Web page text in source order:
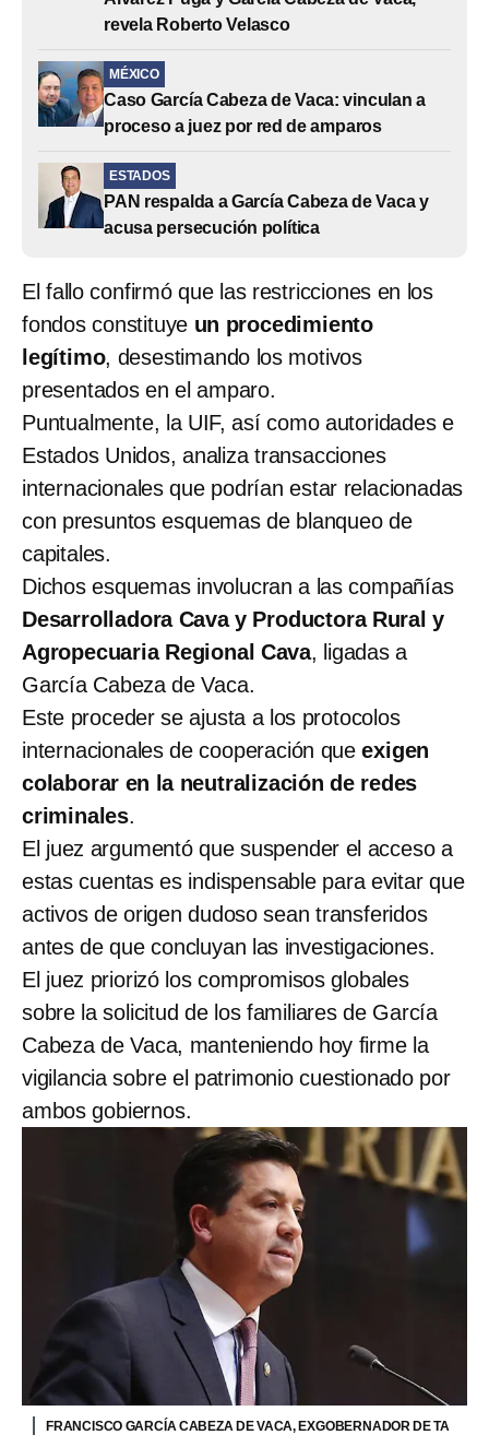
revela Roberto Velasco
MÉXICO
Caso García Cabeza de Vaca: vinculan a
proceso a juez por red de amparos
ESTADOS
PAN respalda a García Cabeza de Vaca y
acusa persecución política
El fallo confirmó que las restricciones en los
fondos constituye un procedimiento
legítimo, desestimando los motivos
presentados en el amparo.
Puntualmente, la UIF, así como autoridades e
Estados Unidos, analiza transacciones
internacionales que podrían estar relacionadas
con presuntos esquemas de blanqueo de
capitales.
Dichos esquemas involucran a las compañías
Desarrolladora Cava y Productora Rural y
Agropecuaria Regional Cava, ligadas a
García Cabeza de Vaca.
Este proceder se ajusta a los protocolos
internacionales de cooperación queexigen
colaborar en la neutralización de redes
criminales.
El juez argumentó que suspender el acceso a
estas cuentas es indispensable para evitar que
activos de origen dudoso sean transferidos
antes de que concluyan las investigaciones.
El juez priorizó los compromisos globales
sobre la solicitud de los familiares de García
Cabeza de Vaca, manteniendo hoy firme la
vigilancia sobre el patrimonio cuestionado por
ambos gobiernos.
FRANCISCO GARCÍA CABEZA DE VACA, EXGOBERNADOR DE TA